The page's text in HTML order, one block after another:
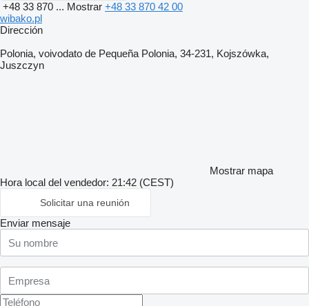
+48 33 870 ... Mostrar +48 33 870 42 00
wibako.pl
Dirección
Polonia, voivodato de Pequeña Polonia, 34-231, Kojszówka,
Juszczyn
Mostrar mapa
Hora local del vendedor: 21:42 (CEST)
Solicitar una reunión
Enviar mensaje